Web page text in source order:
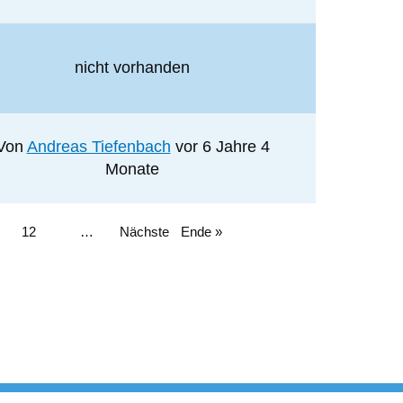
nicht vorhanden
Andreas Tiefenbach vor 6 Jahre 4
Monate
Seite
12 … Nächste
Nächste Letzte
Ende »